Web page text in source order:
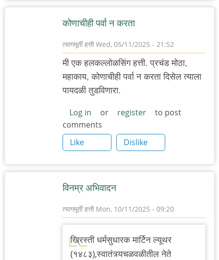
कोणाचीही पर्वा न करता
त्यागमूर्ती हत्ती Wed, 05/11/2025 - 21:52
मी एक हलकल्लोळसिंग हत्ती. प्रचंड मोठा,
महाकाय, कोणाचीही पर्वा न करता दिसेल त्याला
पायदळी तुडविणारा.
Log in or register
to post
comments
Like
Dislike
विनम्र अभिवादन
त्यागमूर्ती हत्ती Mon, 10/11/2025 - 09:20
ख्रिस्ती धर्मसुधारक मार्टिन ल्यूथर
(१४८३),स्वातंत्र्यचळवळीतील नेते